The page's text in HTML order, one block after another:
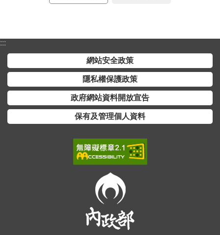
:::
網站安全政策
隱私權保護政策
政府網站資料開放宣告
保有及管理個人資料